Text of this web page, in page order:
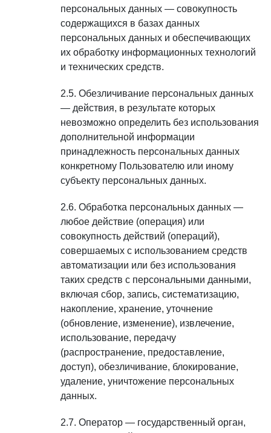
персональных данных — совокупность
содержащихся в базах данных
персональных данных и обеспечивающих
их обработку информационных технологий
и технических средств.
Обезличивание персональных данных
— действия, в результате которых
невозможно определить без использования
дополнительной информации
принадлежность персональных данных
конкретному Пользователю или иному
субъекту персональных данных.
Обработка персональных данных —
любое действие (операция) или
совокупность действий (операций),
совершаемых с использованием средств
автоматизации или без использования
таких средств с персональными данными,
включая сбор, запись, систематизацию,
накопление, хранение, уточнение
(обновление, изменение), извлечение,
использование, передачу
(распространение, предоставление,
доступ), обезличивание, блокирование,
удаление, уничтожение персональных
данных.
Оператор — государственный орган,